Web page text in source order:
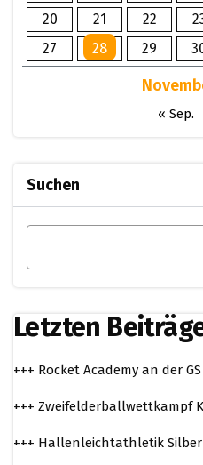
20
21 22
27
28 29
« Sep.
Suchen
Letzten
+++ Rocket Academy an der
+++ Zweifelderballwettkampf
+++ Hallenleichtathletik